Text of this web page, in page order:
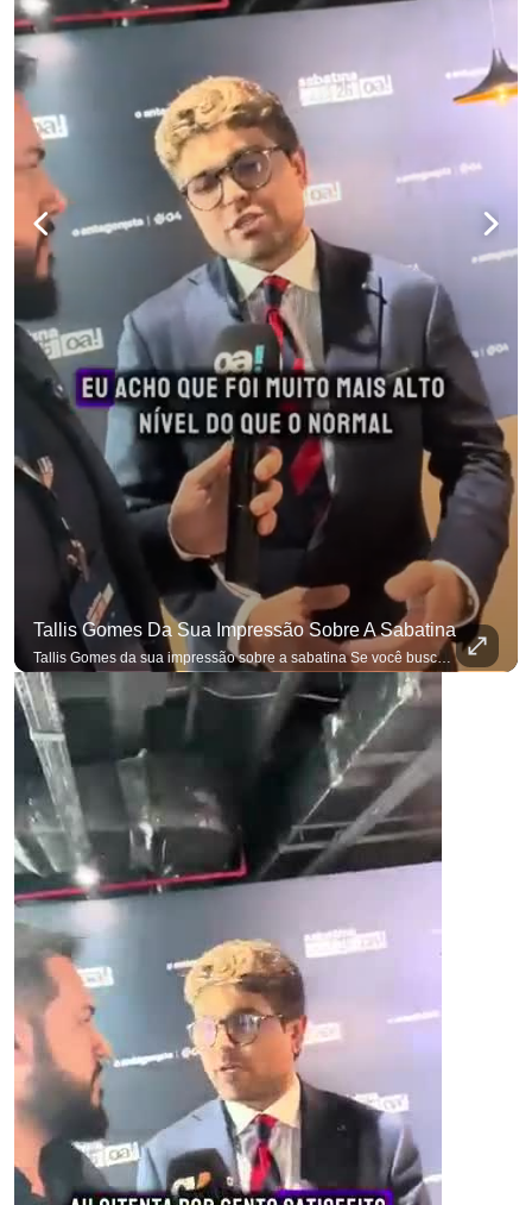
Tallis Gomes Da Sua Impressão Sobre A Sabatina
Tallis Gomes da sua impressão sobre a sabatina Se você busca informação com credibilidade, inscreva-se agora e ative o